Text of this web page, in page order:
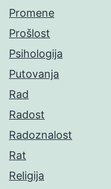
Promene
Prošlost
Psihologija
Putovanja
Rad
Radost
Radoznalost
Rat
Religija